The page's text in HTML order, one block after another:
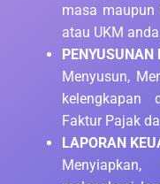
masa maupun
atau UKM
PENYUSUNAN
Menyusun,
kelengkapan
Faktur Pajak
LAPORAN